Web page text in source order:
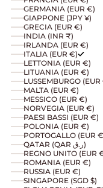
GERMANIA (EUR €)
GIAPPONE (JPY ¥)
GRECIA (EUR €)
INDIA (INR ₹)
IRLANDA (EUR €)
ITALIA (EUR €)
LETTONIA (EUR €)
LITUANIA (EUR €)
LUSSEMBURGO (EUR
MALTA (EUR €)
MESSICO (EUR €)
NORVEGIA (EUR €)
PAESI BASSI (EUR €)
POLONIA (EUR €)
PORTOGALLO (EUR
QATAR (QAR ر.ق)
REGNO UNITO (EUR
ROMANIA (EUR €)
RUSSIA (EUR €)
SINGAPORE (SGD $)